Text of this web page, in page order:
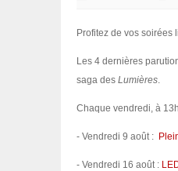
Profitez de vos
Les 4 dernières
saga des Lumières.
Chaque vendredi, à
- Vendredi 9 août :
- Vendredi 16 août :